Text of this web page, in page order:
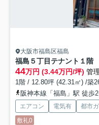
大阪市福島区福島
福島５丁目テナント １階
44万円 (3.44万円/坪) 管
1階 / 12.80坪 (42.31㎡) /築
阪神本線「福島」駅 徒歩
エアコン 電気有 都市
敷礼0